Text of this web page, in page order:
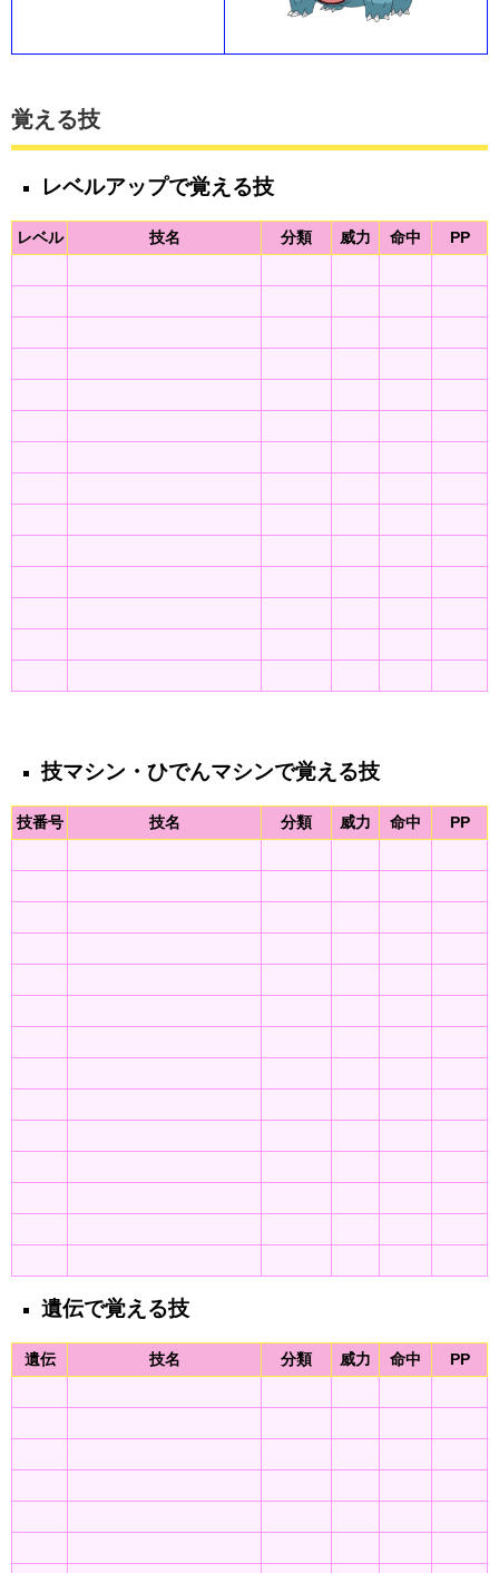
覚える技
レベルアップで覚える技
レベル 技名 分類 威力 命中 PP
技マシン・ひでんマシンで覚える技
技番号 技名 分類 威力 命中 PP
遺伝で覚える技
遺伝 技名 分類 威力 命中 PP